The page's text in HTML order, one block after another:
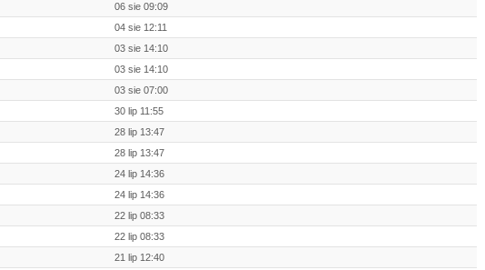
06 sie 09:09
04 sie 12:11
03 sie 14:10
03 sie 14:10
03 sie 07:00
30 lip 11:55
28 lip 13:47
28 lip 13:47
24 lip 14:36
24 lip 14:36
22 lip 08:33
22 lip 08:33
21 lip 12:40